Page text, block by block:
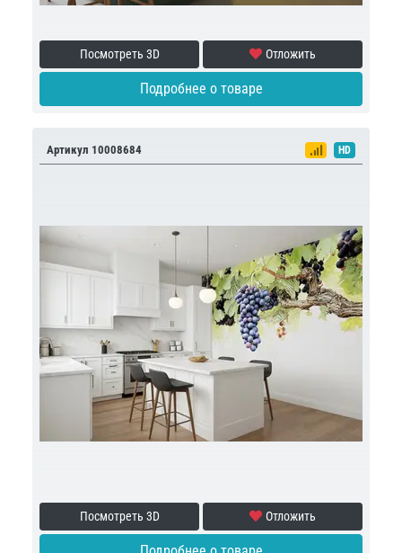
Посмотреть 3D Отложить
Подробнее о товаре
Артикул 10008684 HD
Посмотреть 3D Отложить